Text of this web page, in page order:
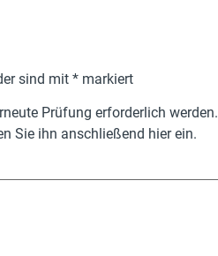
sind mit * markiert
Prüfung erforderlich werden.
Sie ihn anschließend hier ein.